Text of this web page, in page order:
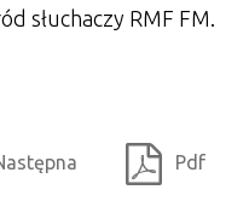
słuchaczy RMF FM.
Pdf